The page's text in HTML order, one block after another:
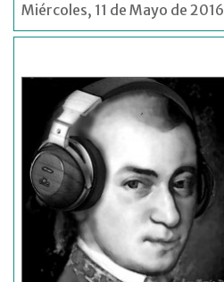
Miércoles, 11 de Mayo de 2016